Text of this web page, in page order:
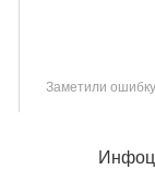
Заметили